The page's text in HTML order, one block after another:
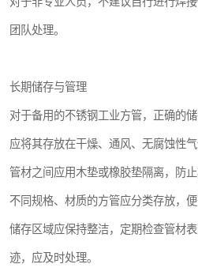
团队处理。
长期储存与管理
对于备用的不锈钢工业方管，正确的储
应将其存放在干燥、通风、无腐蚀性
管材之间应用木垫或橡胶垫隔离，防
不同规格、材质的方管应分类存放，便
储存区域应保持整洁，定期检查管材
迹，应及时处理。